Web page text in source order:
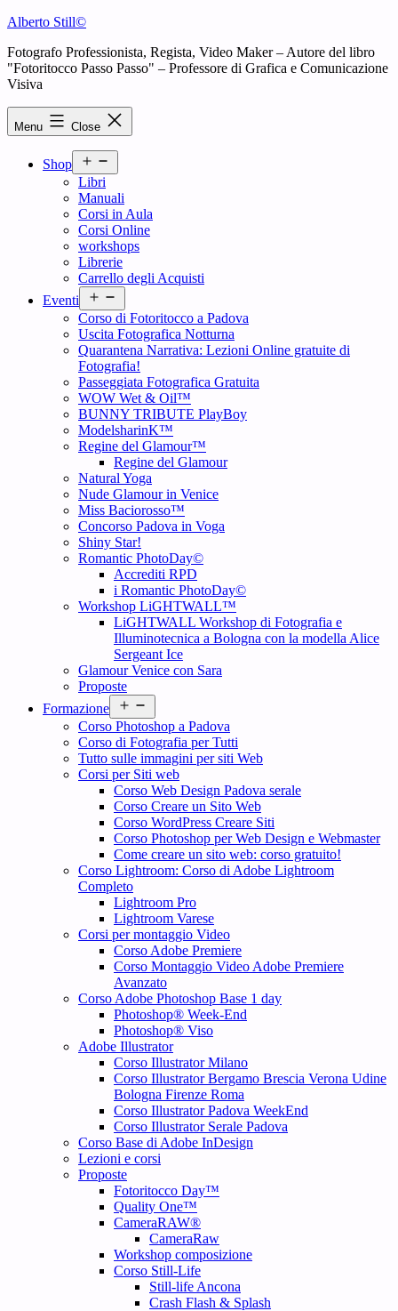
Skip
content
Alberto Still©
Fotografo Professionista, Regista, Video Maker – Autore del libro
"Fotoritocco Passo Passo" – Professore di Grafica e Comunicazione
Visiva
Menu Close
Shop
menu
Libri
Manuali
Corsi in Aula
Corsi Online
workshops
Librerie
Carrello degli Acquisti
Eventi
menu
Corso di Fotoritocco a Padova
Uscita Fotografica Notturna
Quarantena Narrativa: Lezioni Online gratuite di
Fotografia!
Passeggiata Fotografica Gratuita
WOW Wet & Oil™
BUNNY TRIBUTE PlayBoy
ModelsharinK™
Regine del Glamour™
Regine del Glamour
Natural Yoga
Nude Glamour in Venice
Miss Baciorosso™
Concorso Padova in Voga
Shiny Star!
Romantic PhotoDay©
Accrediti RPD
i Romantic PhotoDay©
Workshop LiGHTWALL™
LiGHTWALL Workshop di Fotografia e
Illuminotecnica a Bologna con la modella Alice
Sergeant Ice
Glamour Venice con Sara
Proposte
Formazione
menu
Corso Photoshop a Padova
Corso di Fotografia per Tutti
Tutto sulle immagini per siti Web
Corsi per Siti web
Corso Web Design Padova serale
Corso Creare un Sito Web
Corso WordPress Creare Siti
Corso Photoshop per Web Design e Webmaster
Come creare un sito web: corso gratuito!
Corso Lightroom: Corso di Adobe Lightroom
Completo
Lightroom Pro
Lightroom Varese
Corsi per montaggio Video
Corso Adobe Premiere
Corso Montaggio Video Adobe Premiere
Avanzato
Corso Adobe Photoshop Base 1 day
Photoshop® Week-End
Photoshop® Viso
Adobe Illustrator
Corso Illustrator Milano
Corso Illustrator Bergamo Brescia Verona Udine
Bologna Firenze Roma
Corso Illustrator Padova WeekEnd
Corso Illustrator Serale Padova
Corso Base di Adobe InDesign
Lezioni e corsi
Proposte
Fotoritocco Day™
Quality One™
CameraRAW®
CameraRaw
Workshop composizione
Corso Still-Life
Still-life Ancona
Crash Flash & Splash